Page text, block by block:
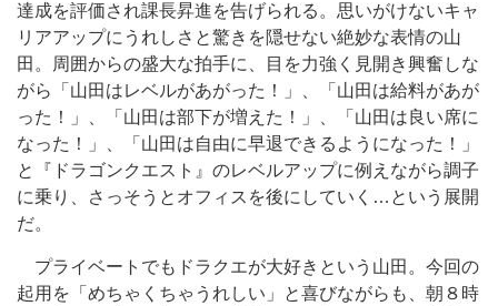
達成を評価され課長昇進を告げられる。思いがけないキャ
リアアップにうれしさと驚きを隠せない絶妙な表情の山
田。周囲からの盛大な拍手に、目を力強く見開き興奮しな
がら「山田はレベルがあがった！」、「山田は給料があが
った！」、「山田は部下が増えた！」、「山田は良い席に
なった！」、「山田は自由に早退できるようになった！」
と『ドラゴンクエスト』のレベルアップに例えながら調子
に乗り、さっそうとオフィスを後にしていく…という展開
だ。
プライベートでもドラクエが大好きという山田。今回の
起用を「めちゃくちゃうれしい」と喜びながらも、朝８時